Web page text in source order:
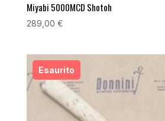
Miyabi 5000MCD Shotoh
289,00 €